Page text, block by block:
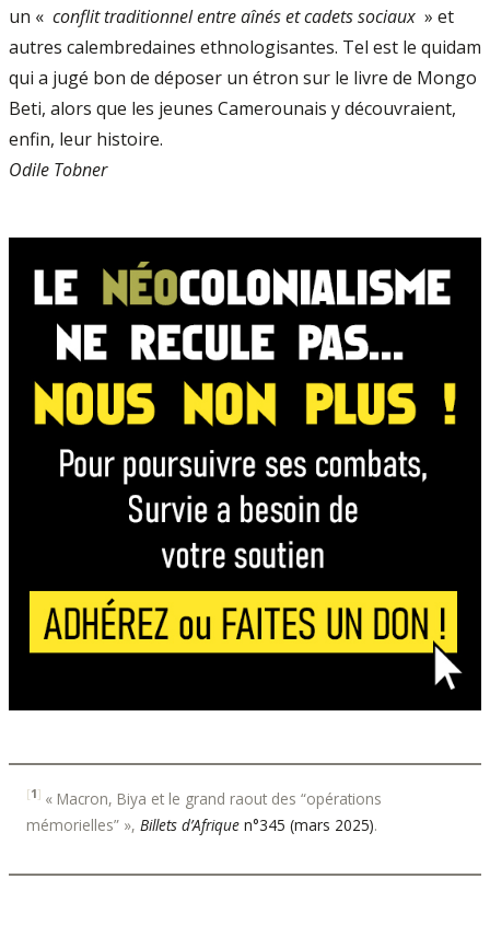
un « conflit traditionnel entre aînés et cadets sociaux » et
autres calembredaines ethnologisantes. Tel est le quidam
qui a jugé bon de déposer un étron sur le livre de Mongo
Beti, alors que les jeunes Camerounais y découvraient,
enfin, leur histoire.
Odile Tobner
[1] « Macron, Biya et le grand raout des “opérations
mémorielles” », Billets d’Afrique n°345 (mars 2025).